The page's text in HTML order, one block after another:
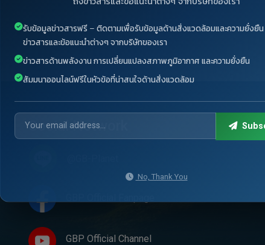
Social Network
GBP Official Channel
รับข้อมูลข่าวสารฟรี – ติดตามเพื่อรับข้อมูลด้านสิ่งแวดล้อมและความยั่งยืน
ข่าวสารและข้อแนะนำต่างๆ จากบริษัทของเรา
ข่าวสารด้านพลังงาน การเปลี่ยนแปลงสภาพภูมิอากาศ และความยั่งยืน
สัมมนาออนไลน์ฟรีในหัวข้อที่น่าสนใจด้านสิ่งแวดล้อม
No, Thank You